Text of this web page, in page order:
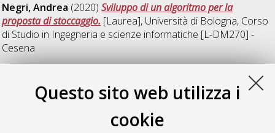
Questo sito web utilizza i
cookie
Negri, Andrea (2020)Sviluppo di un algoritmo per la
proposta di stoccaggio. [Laurea], Università di Bologna, Corso
di Studio in Ingegneria e scienze informatiche [L-DM270] -
Cesena
Progetto e sviluppo di un algoritmo per